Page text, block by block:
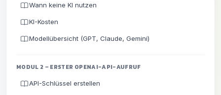
Wann keine KI nutzen
KI-Kosten
Modellübersicht (GPT, Claude, Gemini)
MODUL 2 – ERSTER OPENAI-API-AUFRUF
API-Schlüssel erstellen